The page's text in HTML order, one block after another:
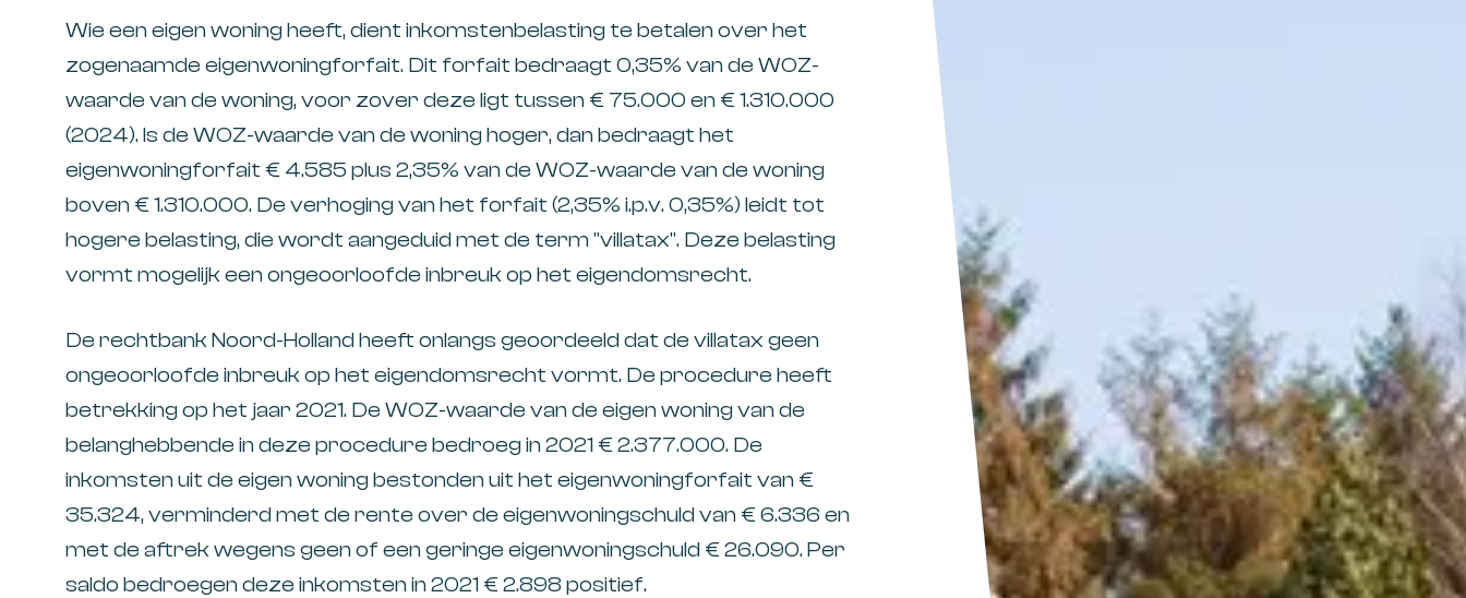
Wie een eigen woning heeft, dient inkomstenbelasting te betalen over het
zogenaamde eigenwoningforfait. Dit forfait bedraagt 0,35% van de WOZ-
waarde van de woning, voor zover deze ligt tussen € 75.000 en € 1.310.000
(2024). Is de WOZ-waarde van de woning hoger, dan bedraagt het
eigenwoningforfait € 4.585 plus 2,35% van de WOZ-waarde van de woning
boven € 1.310.000. De verhoging van het forfait (2,35% i.p.v. 0,35%) leidt tot
hogere belasting, die wordt aangeduid met de term "villatax". Deze belasting
vormt mogelijk een ongeoorloofde inbreuk op het eigendomsrecht.
De rechtbank Noord-Holland heeft onlangs geoordeeld dat de villatax geen
ongeoorloofde inbreuk op het eigendomsrecht vormt. De procedure heeft
betrekking op het jaar 2021. De WOZ-waarde van de eigen woning van de
belanghebbende in deze procedure bedroeg in 2021 € 2.377.000. De
inkomsten uit de eigen woning bestonden uit het eigenwoningforfait van €
35.324, verminderd met de rente over de eigenwoningschuld van € 6.336 en
met de aftrek wegens geen of een geringe eigenwoningschuld € 26.090. Per
saldo bedroegen deze inkomsten in 2021 € 2.898 positief.